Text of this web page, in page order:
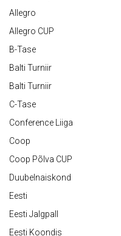
Allegro
Allegro CUP
B-Tase
Balti Turniir
Balti Turniir
C-Tase
Conference Liiga
Coop
Coop Põlva CUP
Duubelnaiskond
Eesti
Eesti Jalgpall
Eesti Koondis